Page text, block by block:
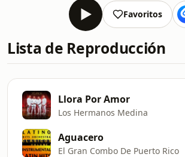
Favoritos
Lista de Reproducción
Llora Por Amor
Los Hermanos Medina
Aguacero
El Gran Combo De Puerto Rico